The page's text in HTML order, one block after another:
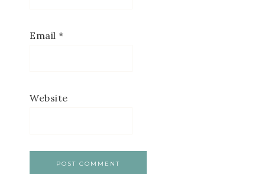
Email *
Website